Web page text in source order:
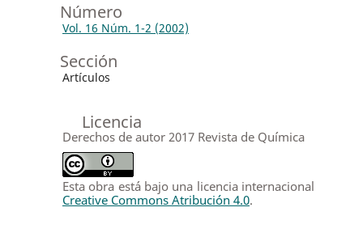
Número
Vol. 16 Núm. 1-2 (2002)
Sección
Artículos
Licencia
Derechos de autor 2017 Revista de Química
Esta obra está bajo una licencia internacional
Creative Commons Atribución 4.0.